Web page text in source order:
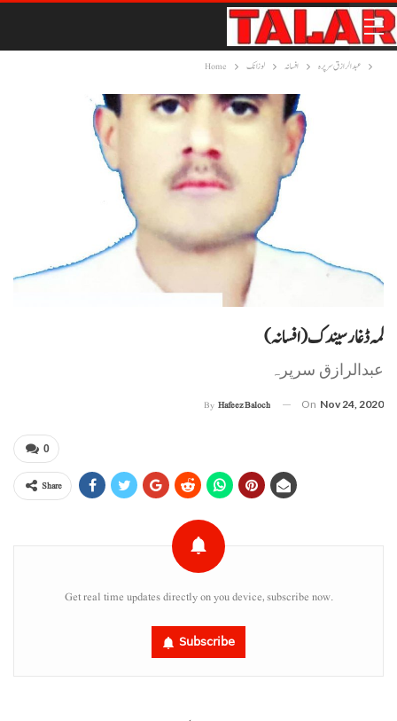
Home لوزانک افسانہ عبدالرازق سرپرہ
عبدالرازق سرپرہ
By Hafeez Baloch On Nov 24, 2020
0
Share
Get real time updates directly on you device, subscribe now.
Subscribe